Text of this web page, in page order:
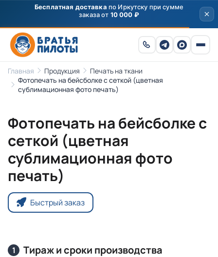
Бесплатная доставка по Иркутску при сумме
заказа от 10 000 ₽
Главная Продукция
Печать на ткани
Фотопечать на бейсболке с сеткой (цветная
сублимационная фото печать)
Фотопечать на бейсболке с
сеткой (цветная
сублимационная фото
печать)
Быстрый заказ
1 Тираж и сроки производства